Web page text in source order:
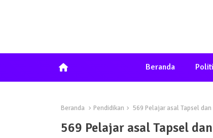
home Beranda
Beranda Pendidikan 569 Pelajar asal Tapsel dan
569 Pelajar asal Tapsel